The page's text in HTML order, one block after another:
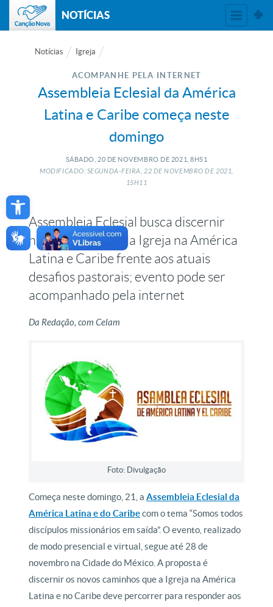
Open toolbar
NOTÍCIAS
Notícias Igreja
ACOMPANHE PELA INTERNET
Assembleia Eclesial da América
Latina e Caribe começa neste
domingo
SÁBADO, 20 DE NOVEMBRO DE 2021, 8H51
MODIFICADO: SEGUNDA-FEIRA, 22 DENOVEMBRO DE 2021,
15H11
Assembleia Eclesial busca discernir
novos caminhos da Igreja na América
Latina e Caribe frente aos atuais
desafios pastorais; evento pode ser
acompanhado pela internet
Da Redação, com Celam
Foto: Divulgação
Começa neste domingo, 21, aAssembleia Eclesial da
América Latina e do Caribecom o tema “Somos todos
discípulos missionários em saída”. O evento, realizado
de modo presencial e virtual, segue até 28 de
novembro na Cidade do México. A proposta é
discernir os novos caminhos que a Igreja na América
Latina e no Caribe deve percorrer para responder aos